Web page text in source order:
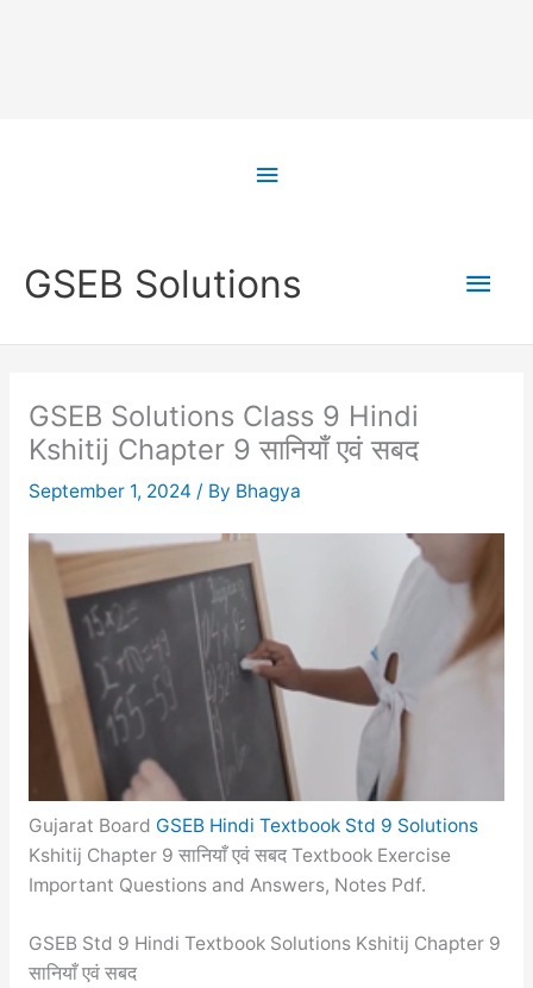
Above
GSEB Solutions
Main
GSEB Solutions Class 9 Hindi
Kshitij Chapter 9 सानियाँ एवं सबद
September 1, 2024 / By Bhagya
Gujarat Board GSEB Hindi Textbook Std 9 Solutions
Kshitij Chapter 9 सानियाँ एवं सबद Textbook Exercise
Important Questions and Answers, Notes Pdf.
GSEB Std 9 Hindi Textbook Solutions Kshitij Chapter 9
सानियाँ एवं सबद